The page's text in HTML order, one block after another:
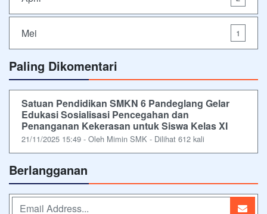
Mei 1
Paling Dikomentari
Satuan Pendidikan SMKN 6 Pandeglang Gelar
Edukasi Sosialisasi Pencegahan dan
Penanganan Kekerasan untuk Siswa Kelas XI
21/11/2025 15:49 - Oleh Mimin SMK - Dilihat 612 kali
Berlangganan